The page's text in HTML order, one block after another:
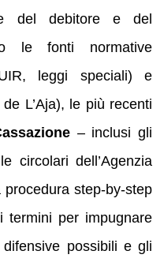
del debitore e del
le fonti normative
leggi speciali) e
L’Aja), le più recenti
– inclusi gli
circolari dell’Agenzia
step-by-step
per impugnare
possibili e gli